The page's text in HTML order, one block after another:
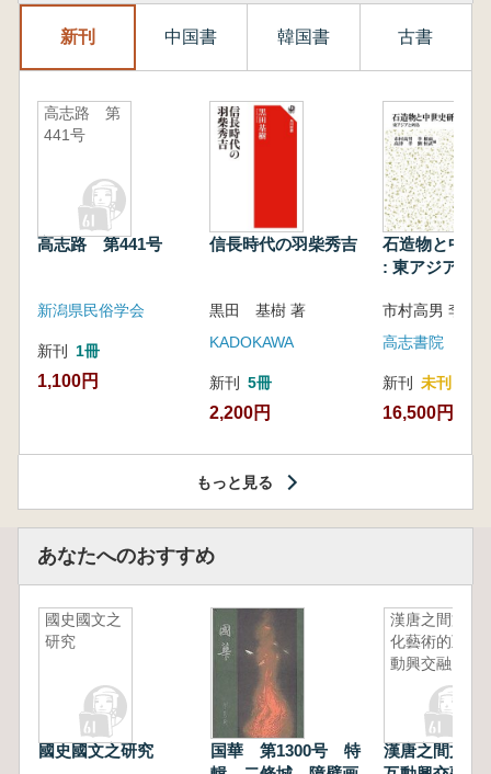
新刊 中国書 韓国書 古書
高志路 第
441号
高志路 第441号
新潟県民俗学会
新刊 1冊
1,100円
信長時代の羽柴秀吉
黒田 基樹 著
KADOKAWA
新刊 5冊
2,200円
石造物と中世
: 東アジアと
高志書院
新刊 未刊
16,500円
もっと見る
あなたへのおすすめ
國史國文之
研究
國史國文之研究
国華 第1300号 特
漢唐之間文
化藝術的互
動興交融
漢唐之間文化